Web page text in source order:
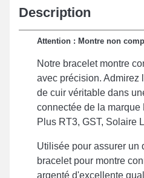
Description
Attention : Montre non
Notre bracelet montre
avec précision. Admirez
de cuir véritable dans
connectée de la
Plus RT3, GST, Solaire
Utilisée pour assurer un
bracelet pour montre
argenté d'excellente